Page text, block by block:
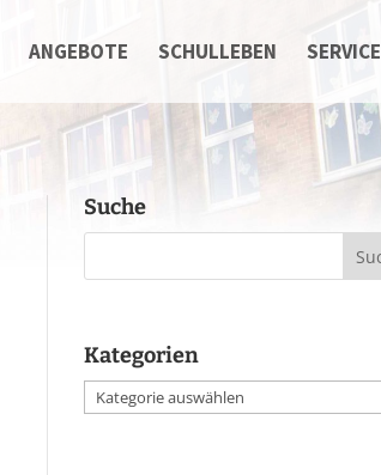
ANGEBOTE SCHULLEBEN SERVICE
Suche
Kategorien
Kategorien